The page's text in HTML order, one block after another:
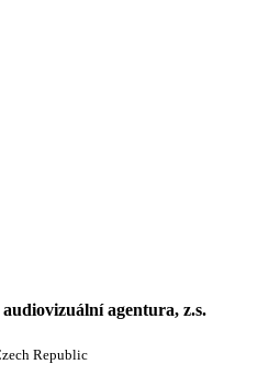
agentura, z.s.
Republic